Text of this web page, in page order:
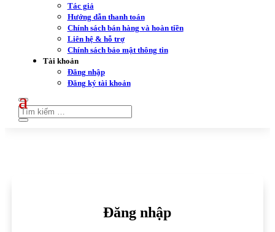
Tác giả
Hướng dẫn thanh toán
Chính sách bán hàng và hoàn tiền
Liên hệ & hỗ trợ
Chính sách bảo mật thông tin
Tài khoản
Đăng nhập
Đăng ký tài khoản
Đăng nhập